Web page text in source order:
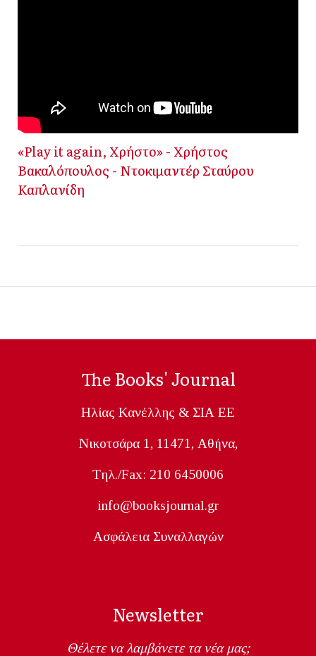
«Play it again, Χρήστο» - Χρήστος
Βακαλόπουλος - Ντοκιμαντέρ Σταύρου
Καπλανίδη
The Books' Journal
Ηλίας Κανέλλης & ΣΙΑ ΕΕ
Nικοτσάρα 1, 11471, Aθήνα,
Tηλ./Fax: 210 6450006
info@booksjournal.gr
Ασφάλεια Συναλλαγών
Newsletter
Θέλετε να λαμβάνετε τα νέα μας;